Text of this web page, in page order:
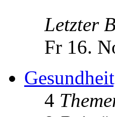
Letzter
Fr 16.
4